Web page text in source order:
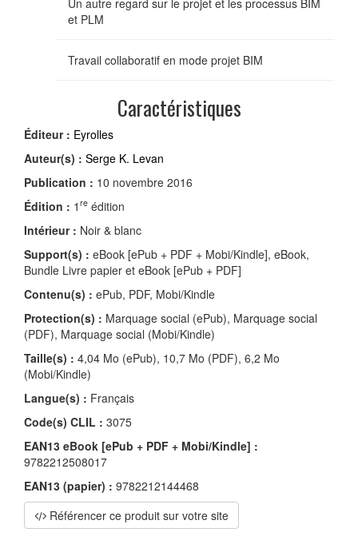
et PLM
Travail collaboratif en mode projet BIM
Caractéristiques
Éditeur : Eyrolles
Auteur(s) : Serge K. Levan
Publication : 10 novembre 2016
Édition : 1 re édition
Intérieur : Noir & blanc
Support(s) : eBook [ePub + PDF + Mobi/Kindle], eBook,
Bundle Livre papier et eBook [ePub + PDF]
Contenu(s) : ePub, PDF, Mobi/Kindle
Protection(s) : Marquage social (ePub), Marquage social
(PDF), Marquage social (Mobi/Kindle)
Taille(s) : 4,04 Mo (ePub), 10,7 Mo (PDF), 6,2 Mo
(Mobi/Kindle)
Langue(s) : Français
Code(s) CLIL : 3075
EAN13 eBook [ePub + PDF + Mobi/Kindle] :
9782212508017
EAN13 (papier) : 9782212144468
Référencer ce produit sur votre site